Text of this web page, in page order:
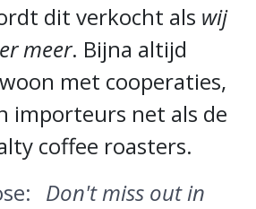
dit verkocht als wij
meer. Bijna altijd
met cooperaties,
importeurs net als de
coffee roasters.
Don't miss out in